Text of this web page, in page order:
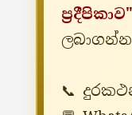
ප්‍රදීපිකාව"
📞